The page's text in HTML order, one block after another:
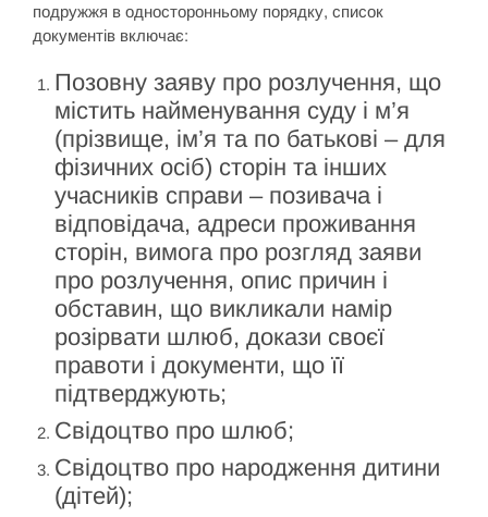
подружжя в односторонньому порядку, список
документів включає:
Позовну заяву про розлучення, що
містить найменування суду і м’я
(прізвище, ім’я та по батькові – для
фізичних осіб) сторін та інших
учасників справи – позивача і
відповідача, адреси проживання
сторін, вимога про розгляд заяви
про розлучення, опис причин і
обставин, що викликали намір
розірвати шлюб, докази своєї
правоти і документи, що її
підтверджують;
Свідоцтво про шлюб;
Свідоцтво про народження дитини
(дітей);